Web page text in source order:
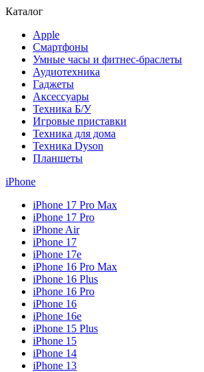
Каталог
Apple
Смартфоны
Умные часы и фитнес-браслеты
Аудиотехника
Гаджеты
Аксессуары
Техника Б/У
Игровые приставки
Техника для дома
Техника Dyson
Планшеты
iPhone
iPhone 17 Pro Max
iPhone 17 Pro
iPhone Air
iPhone 17
iPhone 17e
iPhone 16 Pro Max
iPhone 16 Plus
iPhone 16 Pro
iPhone 16
iPhone 16e
iPhone 15 Plus
iPhone 15
iPhone 14
iPhone 13